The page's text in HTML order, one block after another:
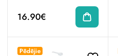
16.90€
Pēdējie